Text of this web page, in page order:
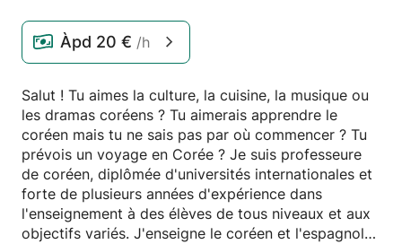
Àpd 20 € /h
Salut ! Tu aimes la culture, la cuisine, la musique ou
les dramas coréens ? Tu aimerais apprendre le
coréen mais tu ne sais pas par où commencer ? Tu
prévois un voyage en Corée ? Je suis professeure
de coréen, diplômée d'universités internationales et
forte de plusieurs années d'expérience dans
l'enseignement à des élèves de tous niveaux et aux
objectifs variés. J'enseigne le coréen et l'espagnol